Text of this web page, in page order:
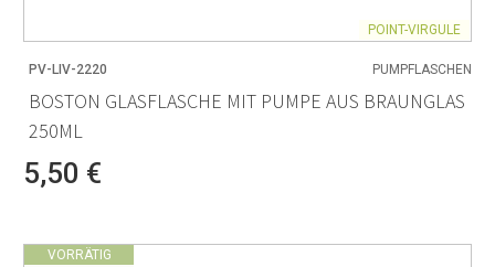
POINT-VIRGULE
PV-LIV-2220 PUMPFLASCHEN
BOSTON GLASFLASCHE MIT PUMPE AUS BRAUNGLAS
250ML
5,50 €
VORRÄTIG